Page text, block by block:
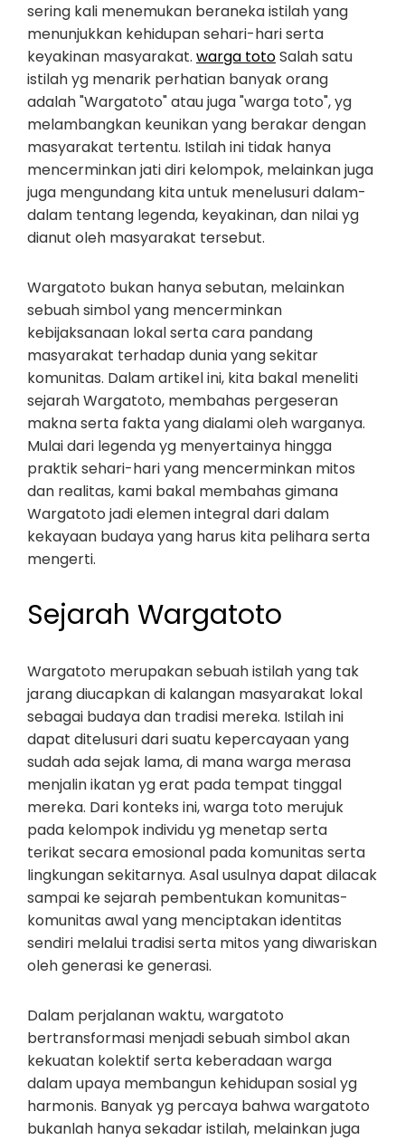
sering kali menemukan beraneka istilah yang
menunjukkan kehidupan sehari-hari serta
keyakinan masyarakat. warga totoSalah satu
istilah yg menarik perhatian banyak orang
adalah "Wargatoto" atau juga "warga toto", yg
melambangkan keunikan yang berakar dengan
masyarakat tertentu. Istilah ini tidak hanya
mencerminkan jati diri kelompok, melainkan juga
juga mengundang kita untuk menelusuri dalam-
dalam tentang legenda, keyakinan, dan nilai yg
dianut oleh masyarakat tersebut.
Wargatoto bukan hanya sebutan, melainkan
sebuah simbol yang mencerminkan
kebijaksanaan lokal serta cara pandang
masyarakat terhadap dunia yang sekitar
komunitas. Dalam artikel ini, kita bakal meneliti
sejarah Wargatoto, membahas pergeseran
makna serta fakta yang dialami oleh warganya.
Mulai dari legenda yg menyertainya hingga
praktik sehari-hari yang mencerminkan mitos
dan realitas, kami bakal membahas gimana
Wargatoto jadi elemen integral dari dalam
kekayaan budaya yang harus kita pelihara serta
mengerti.
Sejarah Wargatoto
Wargatoto merupakan sebuah istilah yang tak
jarang diucapkan di kalangan masyarakat lokal
sebagai budaya dan tradisi mereka. Istilah ini
dapat ditelusuri dari suatu kepercayaan yang
sudah ada sejak lama, di mana warga merasa
menjalin ikatan yg erat pada tempat tinggal
mereka. Dari konteks ini, warga toto merujuk
pada kelompok individu yg menetap serta
terikat secara emosional pada komunitas serta
lingkungan sekitarnya. Asal usulnya dapat dilacak
sampai ke sejarah pembentukan komunitas-
komunitas awal yang menciptakan identitas
sendiri melalui tradisi serta mitos yang diwariskan
oleh generasi ke generasi.
Dalam perjalanan waktu, wargatoto
bertransformasi menjadi sebuah simbol akan
kekuatan kolektif serta keberadaan warga
dalam upaya membangun kehidupan sosial yg
harmonis. Banyak yg percaya bahwa wargatoto
bukanlah hanya sekadar istilah, melainkan juga